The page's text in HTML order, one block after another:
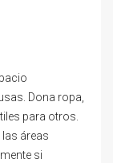
Dona ropa,
para otros.
las áreas
si